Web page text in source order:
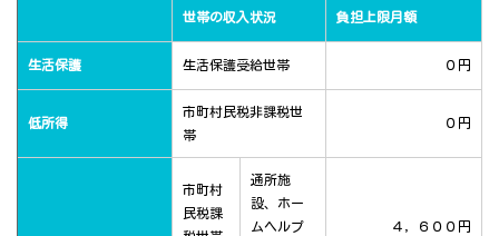
世帯の収入状況 負担上限月額
生活保護 生活保護受給世帯 ０円
低所得
市町村民税非課税世
帯
０円
市町村
民税課
通所施
設、ホー
ムヘルプ
４，６００円